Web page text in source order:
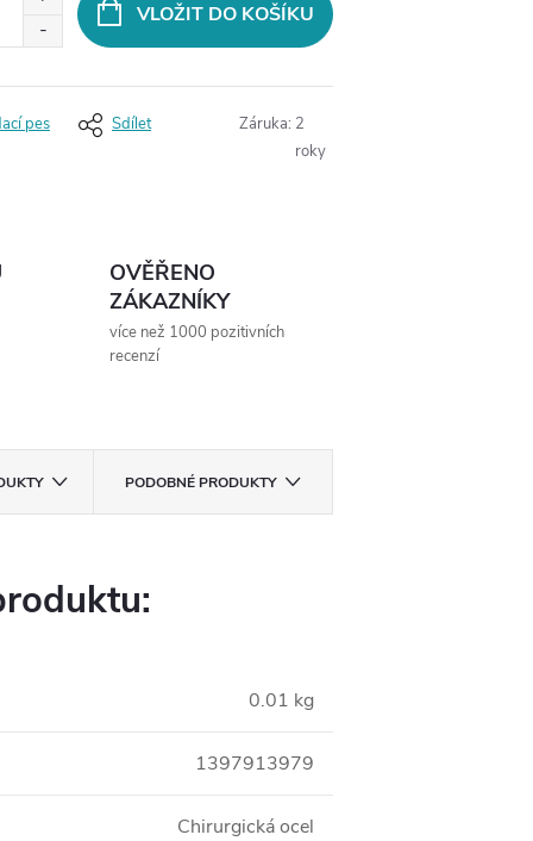
VLOŽIT DO KOŠÍKU
pes Sdílet Záruka: 2
roky
OVĚŘENO
ZÁKAZNÍKY
více než 1000 pozitivních
recenzí
PODOBNÉ PRODUKTY
0.01 kg
1397913979
Chirurgická ocel